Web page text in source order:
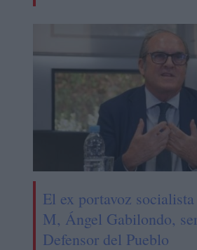
El ex portavoz
M, Ángel Gabilondo,
Defensor del Pueblo